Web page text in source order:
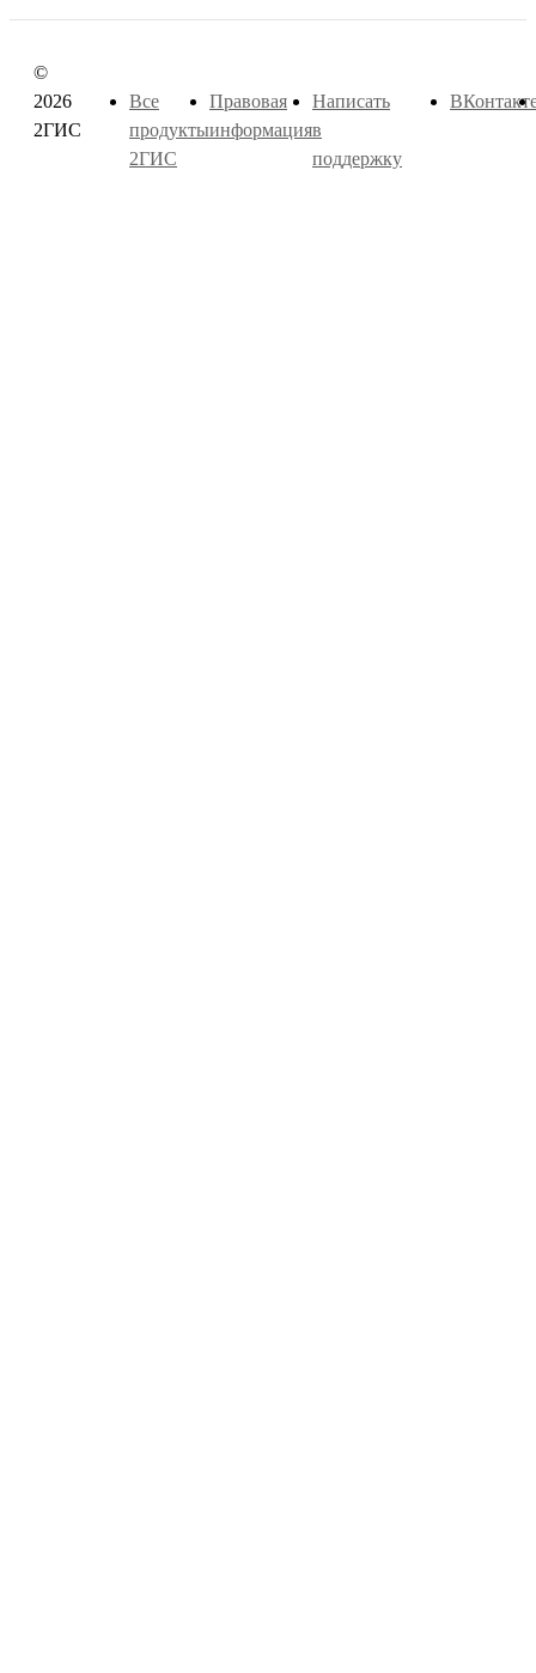
©
2026
2ГИС
Все
продукты
2ГИС
Правовая
информация
Написать
в
поддержку